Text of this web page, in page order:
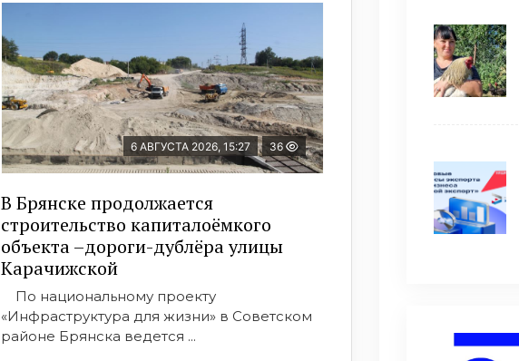
6 АВГУСТА 2026, 15:27 36
В Брянске продолжается
строительство капиталоёмкого
объекта –дороги-дублёра улицы
Карачижской
По национальному проекту
«Инфраструктура для жизни» в Советском
районе Брянска ведется ...